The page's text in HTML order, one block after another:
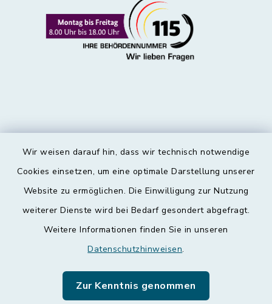
Wir weisen darauf hin, dass wir technisch notwendige
Cookies einsetzen, um eine optimale Darstellung unserer
Website zu ermöglichen. Die Einwilligung zur Nutzung
weiterer Dienste wird bei Bedarf gesondert abgefragt.
Weitere Informationen finden Sie in unseren
Datenschutzhinweisen.
Zur Kenntnis genommen
Kontakt
Datenschutz
Leichte Sprache